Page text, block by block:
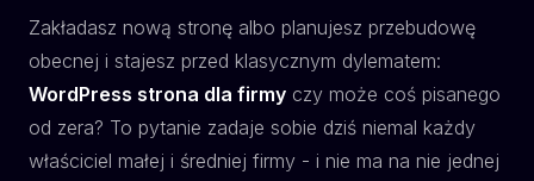
Zakładasz nową stronę albo planujesz przebudowę
obecnej i stajesz przed klasycznym dylematem:
WordPress strona dla firmy czy może coś pisanego
od zera? To pytanie zadaje sobie dziś niemal każdy
właściciel małej i średniej firmy - i nie ma na nie jednej